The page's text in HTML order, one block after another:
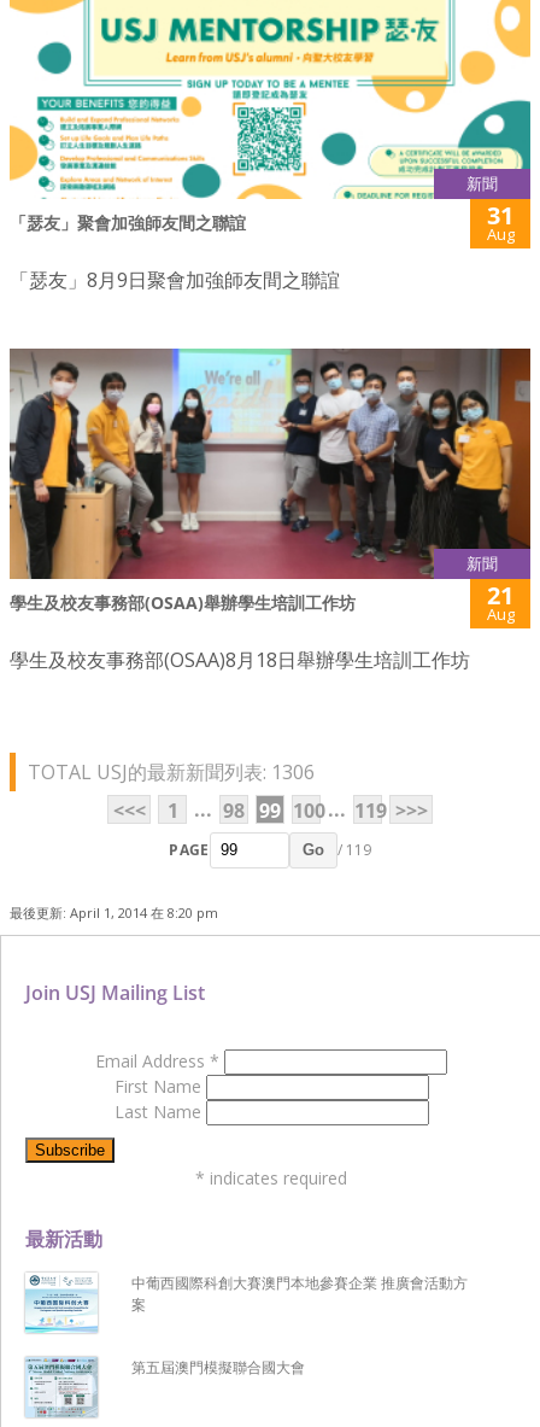
新聞
「瑟友」聚會加強師友間之聯誼 31
Aug
「瑟友」8月9日聚會加強師友間之聯誼
新聞
學生及校友事務部(OSAA)舉辦學生培訓工作坊 21
Aug
學生及校友事務部(OSAA)8月18日舉辦學生培訓工作坊
TOTAL USJ的最新新聞列表: 1306
<<<
1 ... 98 99 100... 119 >>>
PAGE Go / 119
最後更新: April 1, 2014 在 8:20 pm
最新活動
中葡西國際科創大賽澳門本地參賽企業 推廣會活動方
案
第五屆澳門模擬聯合國大會
Join USJ Mailing List
Email Address *
First Name
Last Name
* indicates required